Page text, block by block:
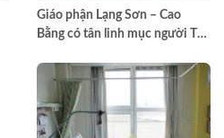
Giáo phận Lạng Sơn – Cao
Bằng có tân linh mục người Tày